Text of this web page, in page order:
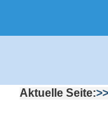
Aktuelle Seite: